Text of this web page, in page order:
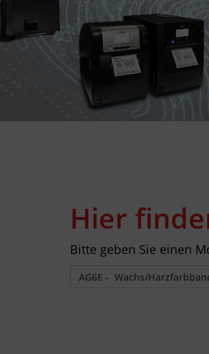
Hier
Bitte geben Sie einen